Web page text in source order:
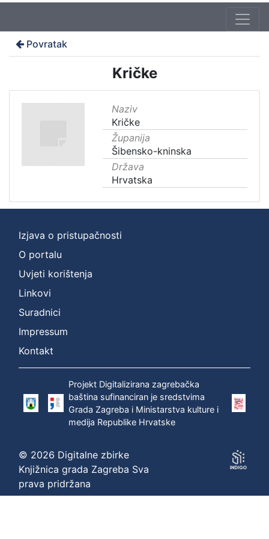
Povratak
Kričke
Naziv
Kričke
Županija
Šibensko-kninska
Država
Hrvatska
Izjava o pristupačnosti
O portalu
Uvjeti korištenja
Linkovi
Suradnici
Impressum
Kontakt
Projekt Digitalizirana zagrebačka
baština sufinanciran je sredstvima
Grada Zagreba i Ministarstva kulture i
medija Republike Hrvatske
© 2026 Digitalne zbirke
Knjižnica grada Zagreba Sva
prava pridržana